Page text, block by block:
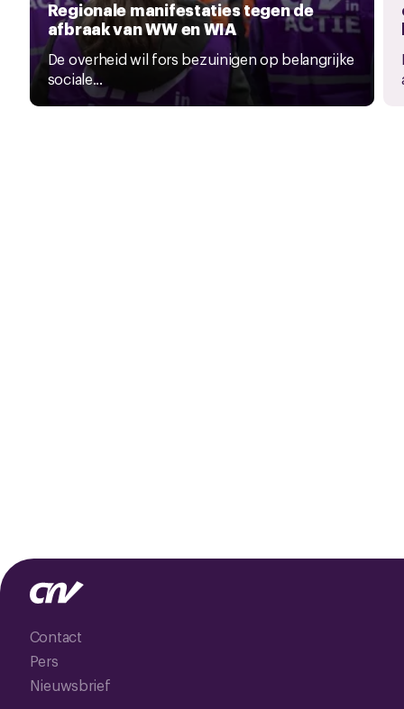
Regionale manifestaties tegen de
afbraak van WW en WIA
De overheid wil fors bezuinigen op belangrijke
sociale...
Contact
Pers
Nieuwsbrief